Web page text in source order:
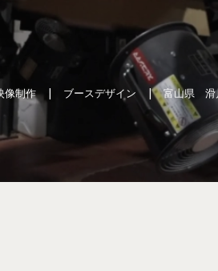
像制作 ブースデザイン 富山県 滑